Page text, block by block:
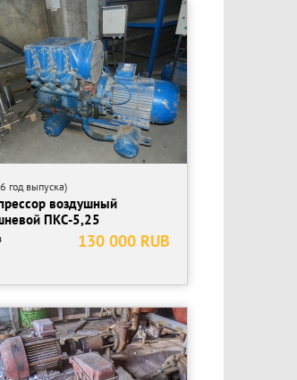
год выпуска)
воздушный
ПКС-5,25
130 000 RUB